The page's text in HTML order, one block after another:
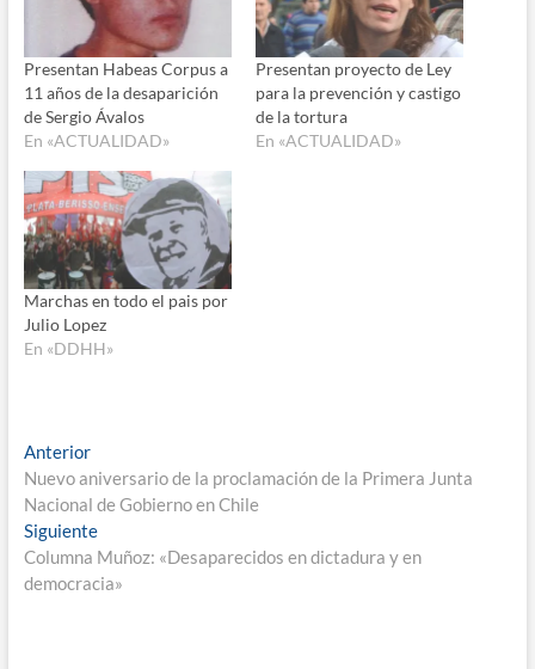
Presentan Habeas Corpus a
11 años de la desaparición
de Sergio Ávalos
En «ACTUALIDAD»
Presentan proyecto de Ley
para la prevención y castigo
de la tortura
En «ACTUALIDAD»
Marchas en todo el pais por
Julio Lopez
En «DDHH»
Navegación
de
entradas
AnteriorEntrada
anterior:
Nuevo aniversario de la proclamación de la Primera Junta
Nacional de Gobierno en Chile
SiguienteEntrada
siguiente:
Columna Muñoz: «Desaparecidos en dictadura y en
democracia»